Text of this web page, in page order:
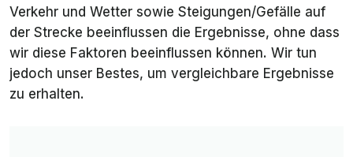
Verkehr und Wetter sowie Steigungen/Gefälle auf
der Strecke beeinflussen die Ergebnisse, ohne dass
wir diese Faktoren beeinflussen können. Wir tun
jedoch unser Bestes, um vergleichbare Ergebnisse
zu erhalten.